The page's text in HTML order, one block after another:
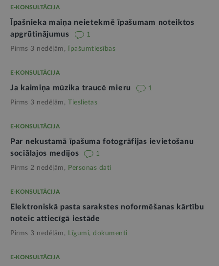
E-KONSULTĀCIJA
Īpašnieka maiņa neietekmē īpašumam noteiktos
apgrūtinājumus
1
Pirms 3 nedēļām, Īpašumtiesības
E-KONSULTĀCIJA
Ja kaimiņa mūzika traucē mieru 1
Pirms 3 nedēļām, Tieslietas
E-KONSULTĀCIJA
Par nekustamā īpašuma fotogrāfijas ievietošanu
sociālajos medijos
1
Pirms 2 nedēļām, Personas dati
E-KONSULTĀCIJA
Elektroniskā pasta sarakstes noformēšanas kārtību
noteic attiecīgā iestāde
Pirms 3 nedēļām, Līgumi, dokumenti
E-KONSULTĀCIJA